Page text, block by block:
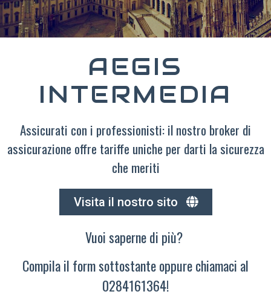
AEGIS
INTERMEDIA
Assicurati con i professionisti: il nostro broker di
assicurazione offre tariffe uniche per darti la sicurezza
che meriti
Visita il nostro sito
Vuoi saperne di più?
Compila il form sottostante oppure chiamaci al
0284161364!